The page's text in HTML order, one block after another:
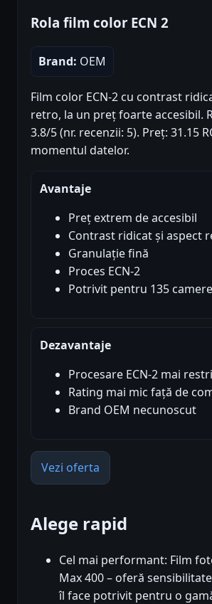
Rola film color ECN 2
Brand: OEM
Film color ECN-2 cu contrast
retro, la un preț foarte accesibil.
3.8/5 (nr. recenzii: 5). Preț: 31.15
momentul datelor.
Avantaje
Preț extrem de accesibil
Contrast ridicat și aspect
Granulație fină
Proces ECN-2
Potrivit pentru 135 camere
Dezavantaje
Procesare ECN-2 mai
Rating mai mic față de
Brand OEM necunoscut
Vezi oferta
Alege rapid
Cel mai performant: Film
Max 400 – oferă
îl face potrivit pentru o